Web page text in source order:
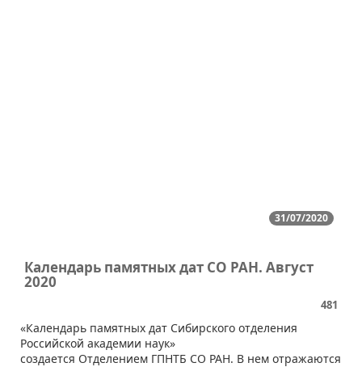
31/07/2020
Календарь памятных дат СО РАН. Август
2020
481
​​«Календарь памятных дат Сибирского отделения
Российской академии наук»
создается Отделением ГПНТБ СО РАН. В нем отражаются